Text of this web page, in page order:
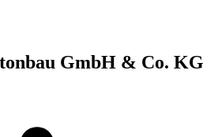
GmbH & Co. KG